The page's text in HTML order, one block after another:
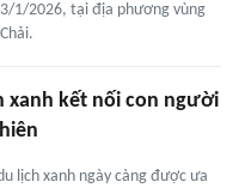
1/2026, tại địa phương vùng
xanh kết nối con người
lịch xanh ngày càng được ưa